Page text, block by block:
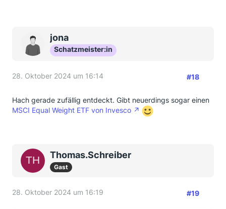
jona
Schatzmeister:in
28. Oktober 2024 um 16:14 #18
Hach gerade zufällig entdeckt. Gibt neuerdings sogar einen
MSCI Equal Weight ETF von Invesco
Thomas.Schreiber
Gast
28. Oktober 2024 um 16:19 #19